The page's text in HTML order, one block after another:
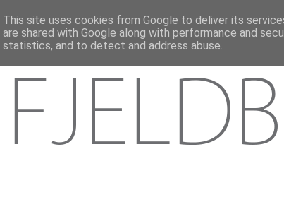
This site uses cookies from Google to deliver its
are shared with Google along with performance and
statistics, and to detect and address abuse.